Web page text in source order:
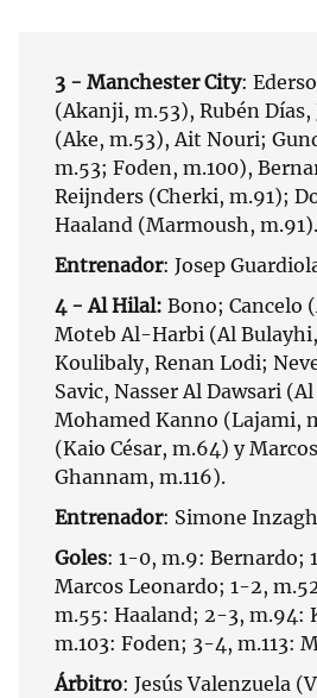
3 - Manchester City:
(Akanji, m.53), Rubén Días,
(Ake, m.53), Ait Nouri;
m.53; Foden, m.100),
Reijnders (Cherki, m.91);
Haaland (Marmoush, m.91).
Entrenador: Josep
4 - Al Hilal: Bono; Cancelo
Moteb Al-Harbi (Al
Koulibaly, Renan Lodi;
Savic, Nasser Al Dawsari
Mohamed Kanno (Lajami,
(Kaio César, m.64) y
Ghannam, m.116).
Entrenador: Simone
Goles: 1-0, m.9: Bernardo;
Marcos Leonardo; 1-2,
m.55: Haaland; 2-3, m.94:
m.103: Foden; 3-4, m.113:
Árbitro: Jesús Valenzuela